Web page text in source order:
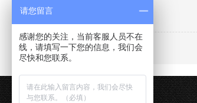
请您留言
感谢您的关注，当前客服人员不在
线，请填写一下您的信息，我们会
尽快和您联系。